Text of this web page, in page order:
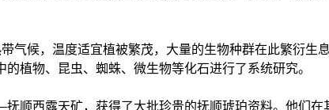
候，温度适宜植被繁茂，大量的生物种群在此繁衍生
植物、昆虫、蜘蛛、微生物等化石进行了系统研究。
西露天矿，获得了大批珍贵的抚顺琥珀资料。他们在